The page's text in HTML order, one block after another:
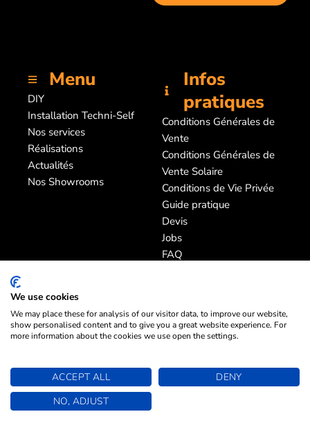
Menu
DIY
Installation Techni-Self
Nos services
Réalisations
Actualités
Nos Showrooms
Infos
pratiques
Conditions Générales de
Vente
Conditions Générales de
Vente Solaire
Conditions de Vie Privée
Guide pratique
Devis
Jobs
FAQ
© Techni-Self 2026 | TVA : BE0748767150
Réalisé avecpar
We use cookies
We may place these for analysis of our visitor data, to improve our website,
show personalised content and to give you a great website experience. For
more information about the cookies we use open the settings.
ACCEPT ALL
DENY
NO, ADJUST